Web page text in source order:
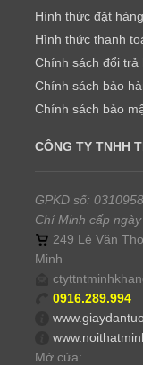
Hình thức đặt hàng
Hình thức thanh
Chính sách đổi trả
Chính sách bảo
Chính sách bảo
CÔNG TY TNHH
GPKD số:
Chí Minh cấp
249 Lê Văn
Minh
0916.289.994
Mở cửa: